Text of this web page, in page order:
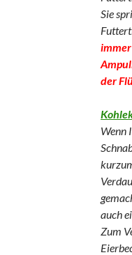
Sie
der
Wenn
auch
Zum